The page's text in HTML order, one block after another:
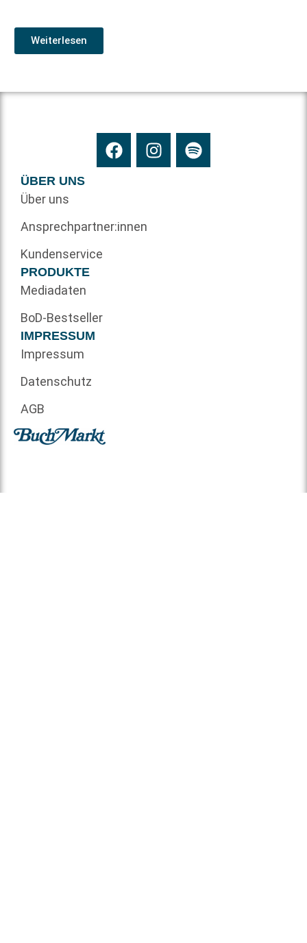
Weiterlesen
ÜBER UNS
Über uns
Ansprechpartner:innen
Kundenservice
PRODUKTE
Mediadaten
BoD-Bestseller
IMPRESSUM
Impressum
Datenschutz
AGB